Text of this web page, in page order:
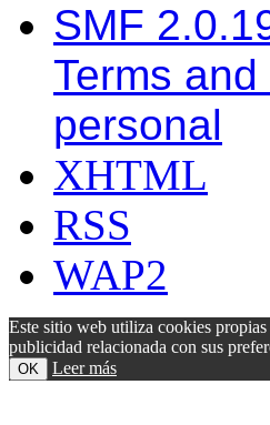
SMF
Terms
personal
XHTML
RSS
WAP2
Este sitio web utiliza cookies
publicidad relacionada con sus
OK Leer más